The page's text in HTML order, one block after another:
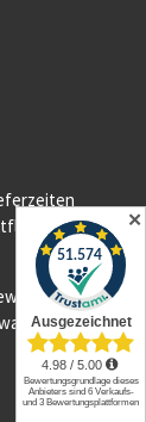
im
✕